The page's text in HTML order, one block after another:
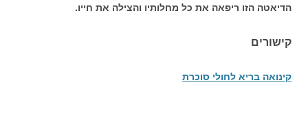
הדיאטה הזו ריפאה את כל מחלותיו והצילה את חייו.
קישורים
קינואה בריא לחולי סוכרת